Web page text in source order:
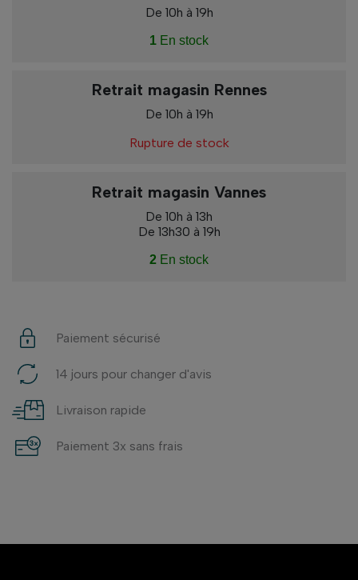
De 10h à 19h
1 En stock
Retrait magasin Rennes
De 10h à 19h
Rupture de stock
Retrait magasin Vannes
De 10h à 13h
De 13h30 à 19h
2 En stock
Paiement sécurisé
14 jours pour changer d'avis
Livraison rapide
Paiement 3x sans frais